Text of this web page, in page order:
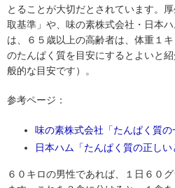
とることが大切だとされています。
取基準」や、味の素株式会社・日本
は、６５歳以上の高齢者は、体重１
のたんぱく質を目安にするとよいと
般的な目安です）。
参考ページ：
味の素株式会社「たんぱく質の
日本ハム「たんぱく質の正しい
６０キロの男性であれば、１日６０